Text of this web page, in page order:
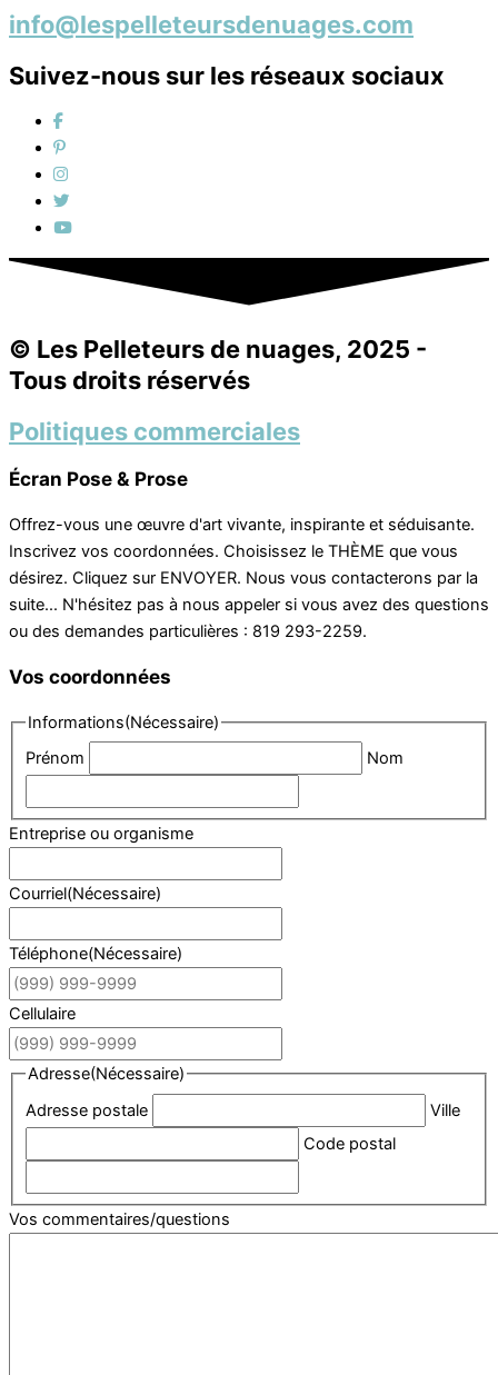
info@lespelleteursdenuages.com
Suivez-nous sur les réseaux sociaux
© Les Pelleteurs de nuages, 2025 -
Tous droits réservés
Politiques commerciales
Écran Pose & Prose
Offrez-vous une œuvre d'art vivante, inspirante et séduisante.
Inscrivez vos coordonnées. Choisissez le THÈME que vous
désirez. Cliquez sur ENVOYER. Nous vous contacterons par la
suite... N'hésitez pas à nous appeler si vous avez des questions
ou des demandes particulières : 819 293-2259.
Vos coordonnées
Informations(Nécessaire)
Prénom
Nom
Entreprise ou organisme
Courriel(Nécessaire)
Téléphone(Nécessaire)
Cellulaire
Adresse(Nécessaire)
Adresse postale
Ville
Code postal
Vos commentaires/questions